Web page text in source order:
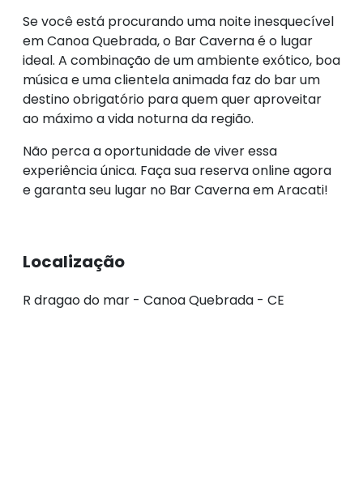
Se você está procurando uma noite inesquecível
em Canoa Quebrada, o Bar Caverna é o lugar
ideal. A combinação de um ambiente exótico, boa
música e uma clientela animada faz do bar um
destino obrigatório para quem quer aproveitar
ao máximo a vida noturna da região.
Não perca a oportunidade de viver essa
experiência única. Faça sua reserva online agora
e garanta seu lugar no Bar Caverna em Aracati!
Localização
R dragao do mar - Canoa Quebrada - CE